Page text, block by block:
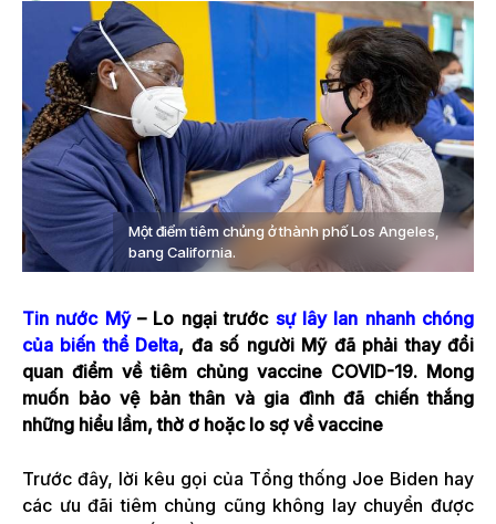
Một điểm tiêm chủng ở thành phố Los Angeles,
bang California.
Tin nước Mỹ– Lo ngại trước sự lây lan nhanh chóng
của biến thể Delta, đa số người Mỹ đã phải thay đổi
quan điểm về tiêm chủng vaccine COVID-19. Mong
muốn bảo vệ bản thân và gia đình đã chiến thắng
những hiểu lầm, thờ ơ hoặc lo sợ về vaccine
Trước đây, lời kêu gọi của Tổng thống Joe Biden hay
các ưu đãi tiêm chủng cũng không lay chuyển được